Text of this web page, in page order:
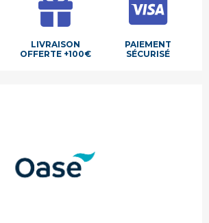
LIVRAISON
OFFERTE +100€
PAIEMENT
SÉCURISÉ